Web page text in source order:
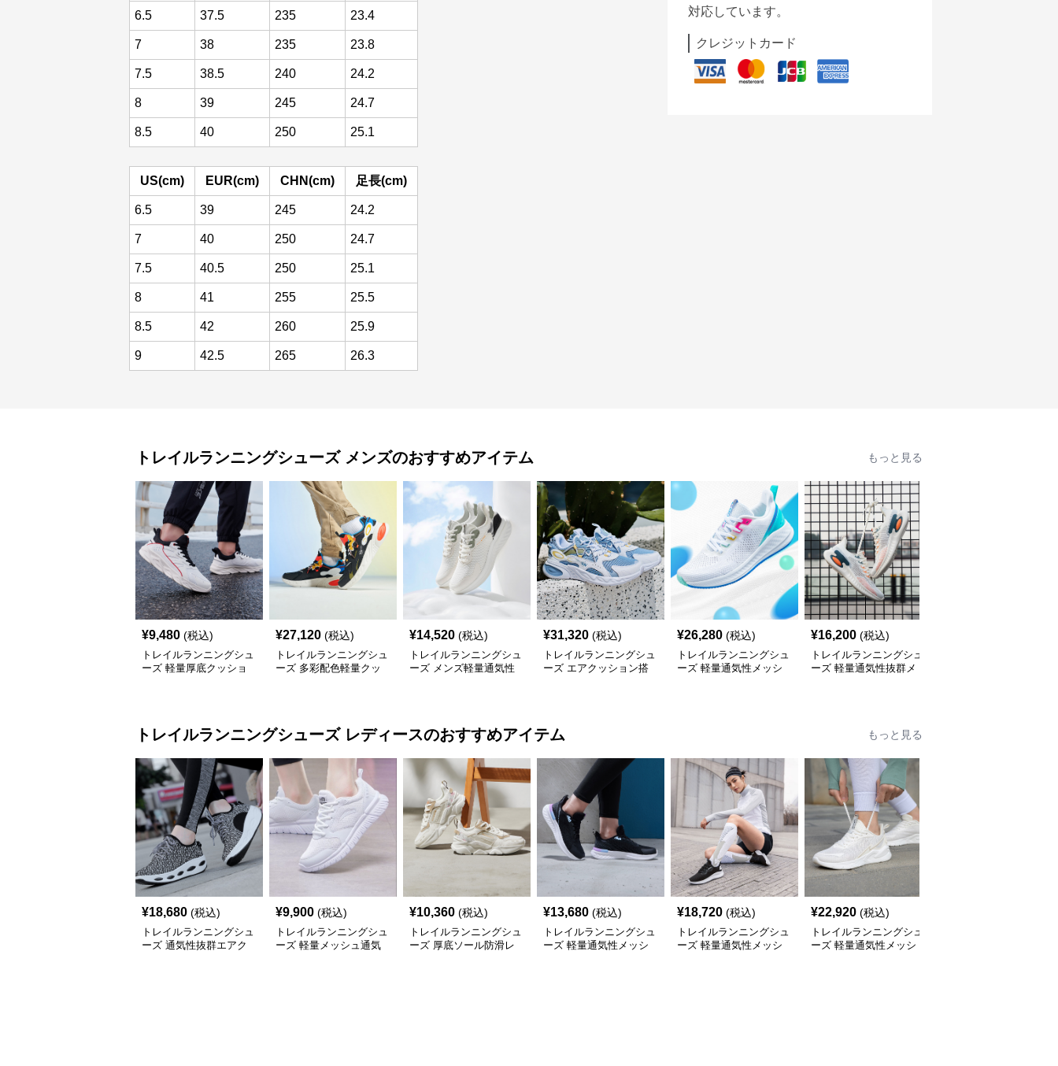
6.5 37.5 235 23.4
7 38 235 23.8
7.5 38.5 240 24.2
8 39 245 24.7
8.5 40 250 25.1
US(cm) EUR(cm) CHN(cm) 足長(cm)
6.5 39 245 24.2
7 40 250 24.7
7.5 40.5 250 25.1
8 41 255 25.5
8.5 42 260 25.9
9 42.5 265 26.3
対応しています。
クレジットカード
トレイルランニングシューズ メンズのおすすめアイテム もっと見る
¥9,480 (税込)
トレイルランニングシュ
ーズ 軽量厚底クッショ
¥27,120 (税込)
トレイルランニングシュ
ーズ 多彩配色軽量クッ
¥14,520 (税込)
トレイルランニングシュ
ーズ メンズ軽量通気性
¥31,320 (税込)
トレイルランニングシュ
ーズ エアクッション搭
¥26,280 (税込)
トレイルランニングシュ
ーズ 軽量通気性メッシ
¥16,200 (税込)
トレイルランニングシュ
ーズ 軽量通気性抜群メ
トレイルランニングシューズ レディースのおすすめアイテム もっと見る
¥18,680 (税込)
トレイルランニングシュ
ーズ 通気性抜群エアク
¥9,900 (税込)
トレイルランニングシュ
ーズ 軽量メッシュ通気
¥10,360 (税込)
トレイルランニングシュ
ーズ 厚底ソール防滑レ
¥13,680 (税込)
トレイルランニングシュ
ーズ 軽量通気性メッシ
¥18,720 (税込)
トレイルランニングシュ
ーズ 軽量通気性メッシ
¥22,920 (税込)
トレイルランニングシュ
ーズ 軽量通気性メッシ